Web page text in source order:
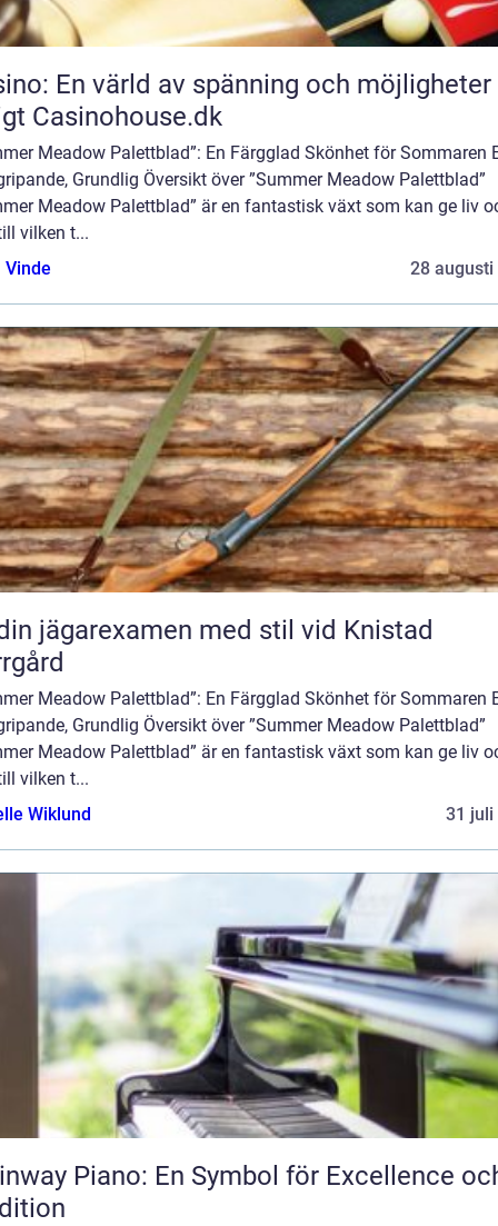
En värld av spänning och möjligheter
Casinohouse.dk
Meadow Palettblad”: En Färgglad Skönhet för Sommaren
Grundlig Översikt över ”Summer Meadow Palettblad”
Meadow Palettblad” är en fantastisk växt som kan ge liv
vilken t...
Vinde
28 augusti
jägarexamen med stil vid Knistad
Meadow Palettblad”: En Färgglad Skönhet för Sommaren
Grundlig Översikt över ”Summer Meadow Palettblad”
Meadow Palettblad” är en fantastisk växt som kan ge liv
vilken t...
Wiklund
31 juli
Piano: En Symbol för Excellence